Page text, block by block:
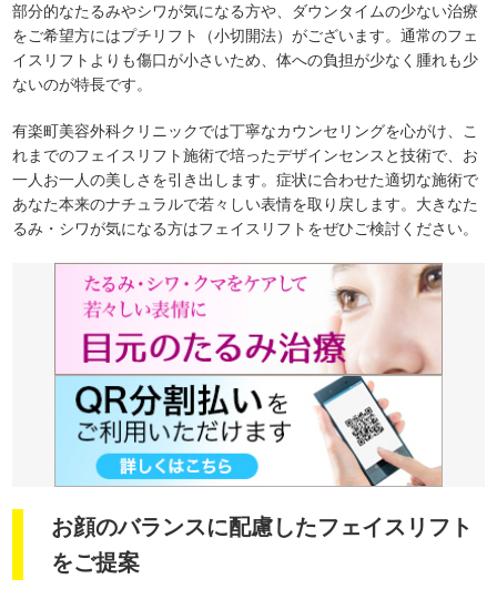
部分的なたるみやシワが気になる方や、ダウンタイムの少ない治療
をご希望方にはプチリフト（小切開法）がございます。通常のフェ
イスリフトよりも傷口が小さいため、体への負担が少なく腫れも少
ないのが特長です。
有楽町美容外科クリニックでは丁寧なカウンセリングを心がけ、こ
れまでのフェイスリフト施術で培ったデザインセンスと技術で、お
一人お一人の美しさを引き出します。症状に合わせた適切な施術で
あなた本来のナチュラルで若々しい表情を取り戻します。大きなた
るみ・シワが気になる方はフェイスリフトをぜひご検討ください。
お顔のバランスに配慮したフェイスリフト
をご提案